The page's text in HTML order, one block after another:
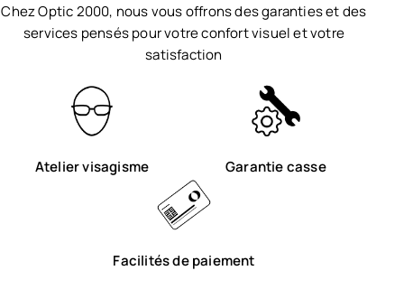
Chez Optic 2000, nous vous offrons des garanties et des
services pensés pour votre confort visuel et votre
satisfaction
Atelier visagisme Garantie casse
Facilités de paiement